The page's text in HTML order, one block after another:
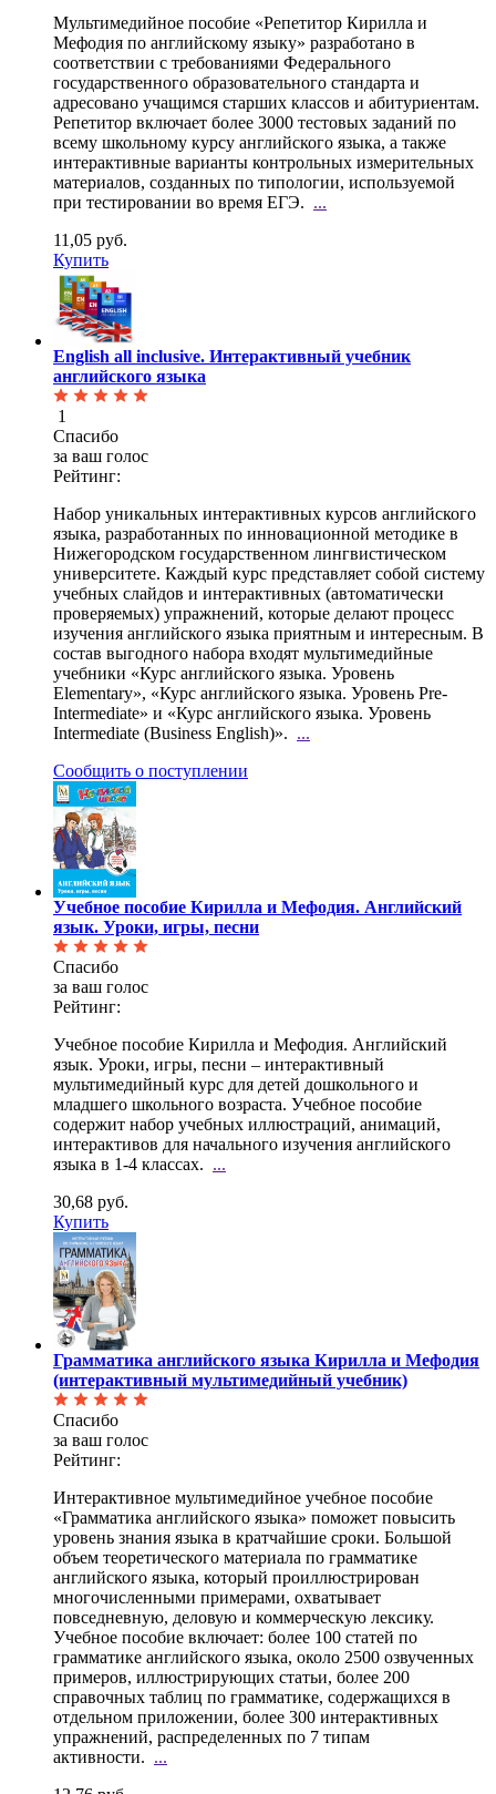
Мультимедийное пособие «Репетитор Кирилла и
Мефодия по английскому языку» разработано в
соответствии с требованиями Федерального
государственного образовательного стандарта и
адресовано учащимся старших классов и абитуриентам.
Репетитор включает более 3000 тестовых заданий по
всему школьному курсу английского языка, а также
интерактивные варианты контрольных измерительных
материалов, созданных по типологии, используемой
при тестировании во время ЕГЭ. ...
11,05 руб.
Купить
English all inclusive. Интерактивный учебник
английского языка
1
Спасибо
за ваш голос
Рейтинг:
Набор уникальных интерактивных курсов английского
языка, разработанных по инновационной методике в
Нижегородском государственном лингвистическом
университете. Каждый курс представляет собой систему
учебных слайдов и интерактивных (автоматически
проверяемых) упражнений, которые делают процесс
изучения английского языка приятным и интересным. В
состав выгодного набора входят мультимедийные
учебники «Курс английского языка. Уровень
Elementary», «Курс английского языка. Уровень Pre-
Intermediate» и «Курс английского языка. Уровень
Intermediate (Business English)». ...
Сообщить о поступлении
Учебное пособие Кирилла и Мефодия. Английский
язык. Уроки, игры, песни
Спасибо
за ваш голос
Рейтинг:
Учебное пособие Кирилла и Мефодия. Английский
язык. Уроки, игры, песни – интерактивный
мультимедийный курс для детей дошкольного и
младшего школьного возраста. Учебное пособие
содержит набор учебных иллюстраций, анимаций,
интерактивов для начального изучения английского
языка в 1-4 классах. ...
30,68 руб.
Купить
Грамматика английского языка Кирилла и Мефодия
(интерактивный мультимедийный учебник)
Спасибо
за ваш голос
Рейтинг:
Интерактивное мультимедийное учебное пособие
«Грамматика английского языка» поможет повысить
уровень знания языка в кратчайшие сроки. Большой
объем теоретического материала по грамматике
английского языка, который проиллюстрирован
многочисленными примерами, охватывает
повседневную, деловую и коммерческую лексику.
Учебное пособие включает: более 100 статей по
грамматике английского языка, около 2500 озвученных
примеров, иллюстрирующих статьи, более 200
справочных таблиц по грамматике, содержащихся в
отдельном приложении, более 300 интерактивных
упражнений, распределенных по 7 типам
активности. ...